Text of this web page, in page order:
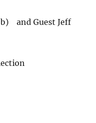
and Guest Jeff